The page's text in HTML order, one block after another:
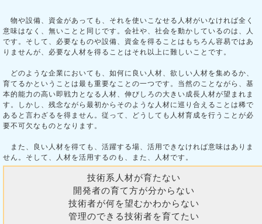
物や設備、資金があっても、それを使いこなせる人材がいなければ全く
意味はなく、無いことと同じです。会社や、社会を動かしているのは、人
です。そして、必要なものや設備、資金を得ることはもちろん容易ではあ
りませんが、必要な人材を得ることはそれ以上に難しいことです。
どのような企業においても、如何に良い人材、欲しい人材を集めるか、
育てるかということは最も重要なことの一つです。当然のことながら、基
本的能力の高い即戦力となる人材、伸びしろの大きい成長人材が望まれま
す。しかし、残念ながら最初からそのような人材に巡り合えることは稀で
あると言わざるを得ません。従って、どうしても人材育成を行うことが必
要不可欠なものとなります。
また、良い人材を得ても、活躍する場、活用できなければ意味はありま
せん。そして、人材を活用するのも、また、人材です。
技術系人材が育たない
開発者の育て方が分からない
技術者が何を望むかわからない
管理のできる技術者を育てたい